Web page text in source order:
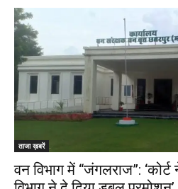
ताजा ख़बरें
वन विभाग में “जंगलराज”: